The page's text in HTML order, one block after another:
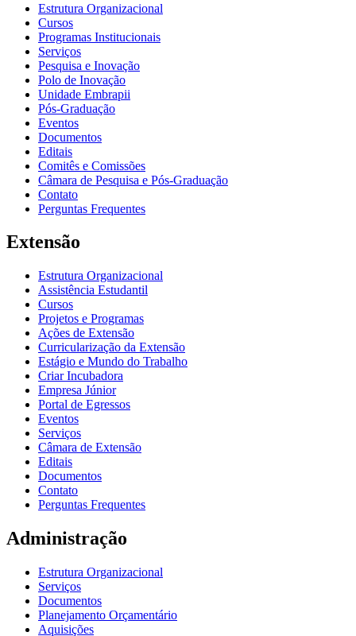
Estrutura Organizacional
Cursos
Programas Institucionais
Serviços
Pesquisa e Inovação
Polo de Inovação
Unidade Embrapii
Pós-Graduação
Eventos
Documentos
Editais
Comitês e Comissões
Câmara de Pesquisa e Pós-Graduação
Contato
Perguntas Frequentes
Extensão
Estrutura Organizacional
Assistência Estudantil
Cursos
Projetos e Programas
Ações de Extensão
Curricularização da Extensão
Estágio e Mundo do Trabalho
Criar Incubadora
Empresa Júnior
Portal de Egressos
Eventos
Serviços
Câmara de Extensão
Editais
Documentos
Contato
Perguntas Frequentes
Administração
Estrutura Organizacional
Serviços
Documentos
Planejamento Orçamentário
Aquisições